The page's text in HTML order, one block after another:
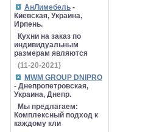
АнЛимебель -
Киевская, Украина,
Ирпень.
Кухни на заказ по
индивидуальным
размерам являются
(11-20-2021)
MWM GROUP DNIPRO
- Днепропетровская,
Украина, Днепр.
Мы предлагаем:
Комплексный подход к
каждому кли